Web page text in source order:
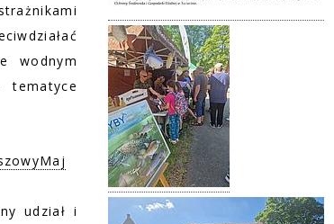
wodnym
udział i